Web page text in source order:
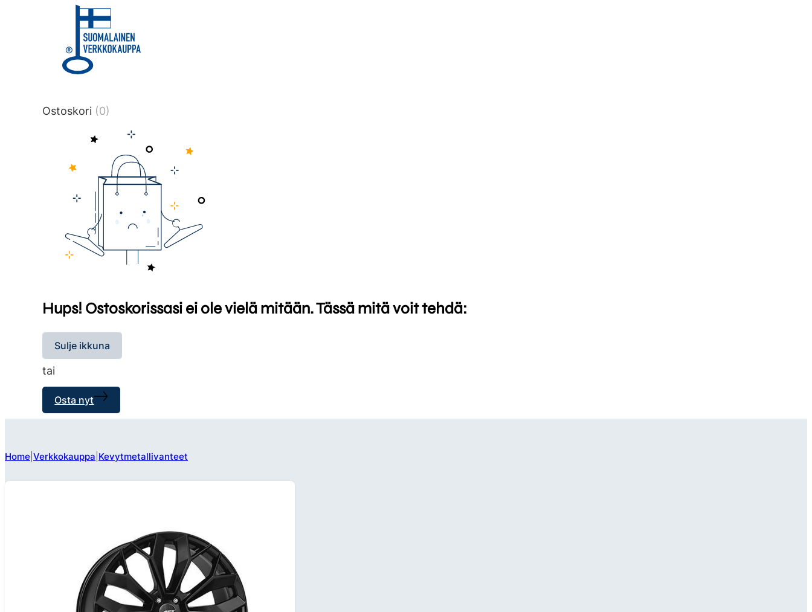
title or content.","post_type":
["product"],"ajax_loader_animation":"ripple","ajax_loader_selector":"#brxe-
tmlmvi","meta_query":
data-original-query-vars="[]" data-page="1" data-max-
Ostoskori (0)
Hups! Ostoskorissasi ei ole vielä mitään. Tässä mitä voit tehdä:
Sulje ikkuna
tai
Osta nyt
Home Verkkokauppa Kevytmetallivanteet